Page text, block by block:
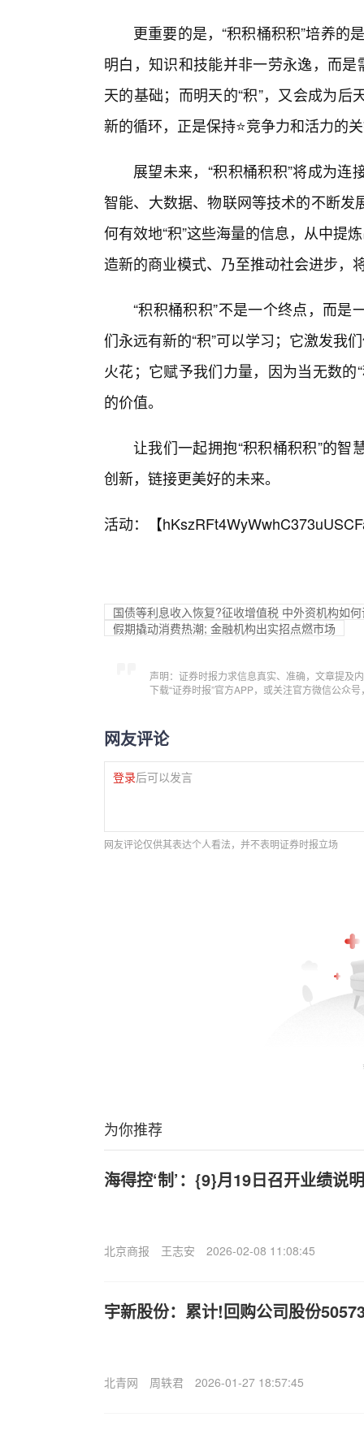
更重要的是，“积积桶积积”培养的
明白，知识和技能并非一劳永逸，而
天的基础；而明天的“积”，又会成为
新的循环，正是保持⭐竞争力和活力的
展望未来，“积积桶积积”将成为
智能、大数据、物联网等技术的不断
何有效地“积”这些海量的信息，从中提
造新的商业模式、乃至推动社会进步，
“积积桶积积”不是一个终点，而
们永远有新的“积”可以学习；它激发我
火花；它赋予我们力量，因为当无数
的价值。
让我们一起拥抱“积积桶积积”的
创新，链接更美好的未来。
活动：【
国债等利息收入恢复?征收增值税 中外资机构如
假期撬动消费热潮; 金融机构出实招点燃市场
声明：证券时报力求信息真实、准确，文章提及
下载“证券时报”官方APP，或关注官方微信公众
网友评论
登录后可以发言
网友评论仅供其表达个人看法，并不表明证券时报立场
为你推荐
海得控‘制’：{9}月19日召开业绩说
北京商报 王志安 2026-02-08 11:08:45
宇新股份：累计!回购公司股份
北青网 周轶君 2026-01-27 18:57:45